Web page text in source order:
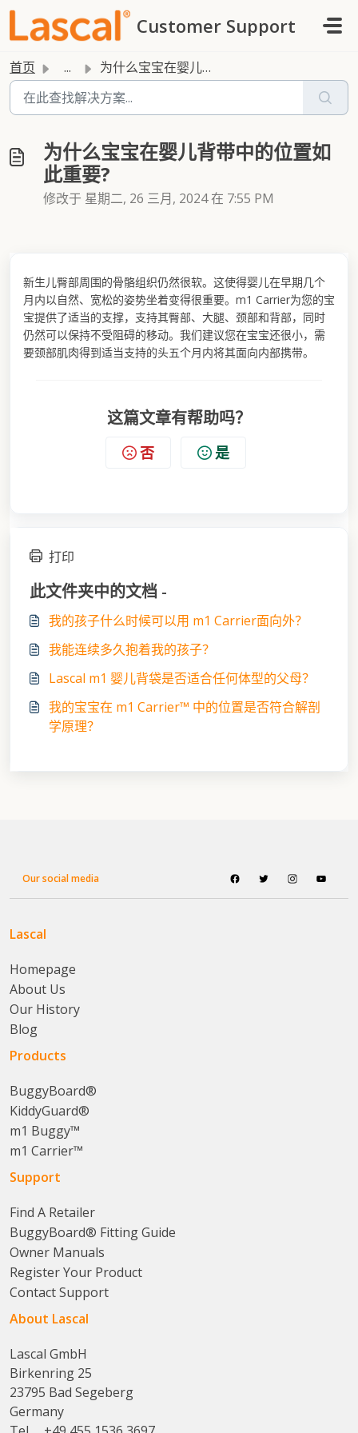
Customer Support
首页 ... 为什么宝宝在婴儿背带中的位置如此重要?
为什么宝宝在婴儿背带中的位置如
此重要?
修改于 星期二, 26 三月, 2024 在 7:55 PM
新生儿臀部周围的骨骼组织仍然很软。这使得婴儿在早期几个
月内以自然、宽松的姿势坐着变得很重要。m1 Carrier为您的宝
宝提供了适当的支撑，支持其臀部、大腿、颈部和背部，同时
仍然可以保持不受阻碍的移动。我们建议您在宝宝还很小，需
要颈部肌肉得到适当支持的头五个月内将其面向内部携带。
这篇文章有帮助吗？
否 是
打印
此文件夹中的文档 -
我的孩子什么时候可以用 m1 Carrier面向外？
我能连续多久抱着我的孩子？
Lascal m1 婴儿背袋是否适合任何体型的父母？
我的宝宝在 m1 Carrier™ 中的位置是否符合解剖
学原理？
Our social media
Lascal
Homepage
About Us
Our History
Blog
Products
BuggyBoard®
KiddyGuard®
m1 Buggy™
m1 Carrier™
Support
Find A Retailer
BuggyBoard® Fitting Guide
Owner Manuals
Register Your Product
Contact Support
About Lascal
Lascal GmbH
Birkenring 25
23795 Bad Segeberg
Germany